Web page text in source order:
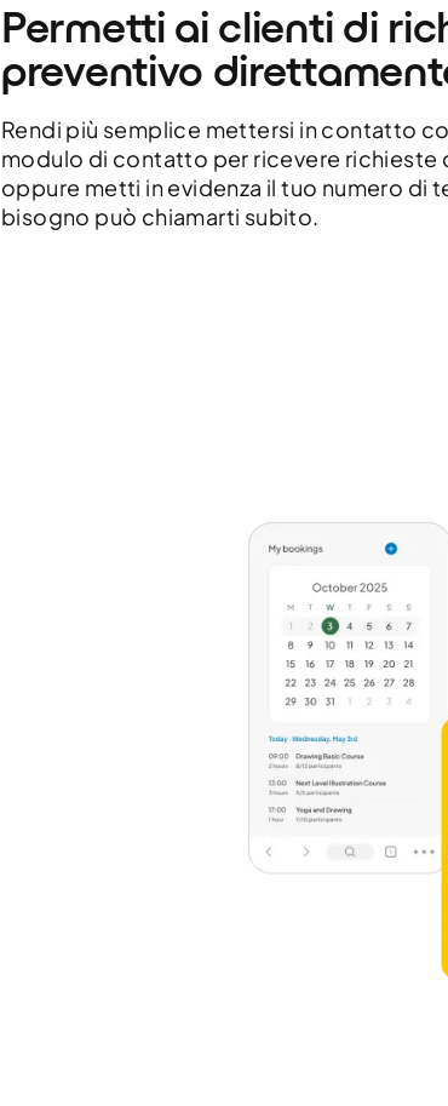
Permetti ai clienti di
preventivo
Rendi più semplice mettersi in contatto
modulo di contatto per ricevere richieste
oppure metti in evidenza il tuo numero di
bisogno può chiamarti subito.